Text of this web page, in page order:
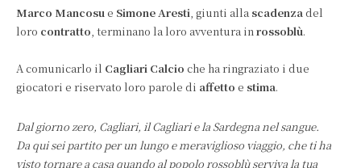
Marco Mancosue Simone Aresti, giunti alla scadenzadel
loro contratto, terminano la loro avventura inrossoblù.
A comunicarlo il Cagliari Calcio che ha ringraziato i due
giocatori e riservato loro parole di affetto e stima.
Dal giorno zero, Cagliari, il Cagliari e la Sardegna nel sangue.
Da qui sei partito per un lungo e meraviglioso viaggio, che ti ha
visto tornare a casa quando al popolo rossoblù serviva la tua